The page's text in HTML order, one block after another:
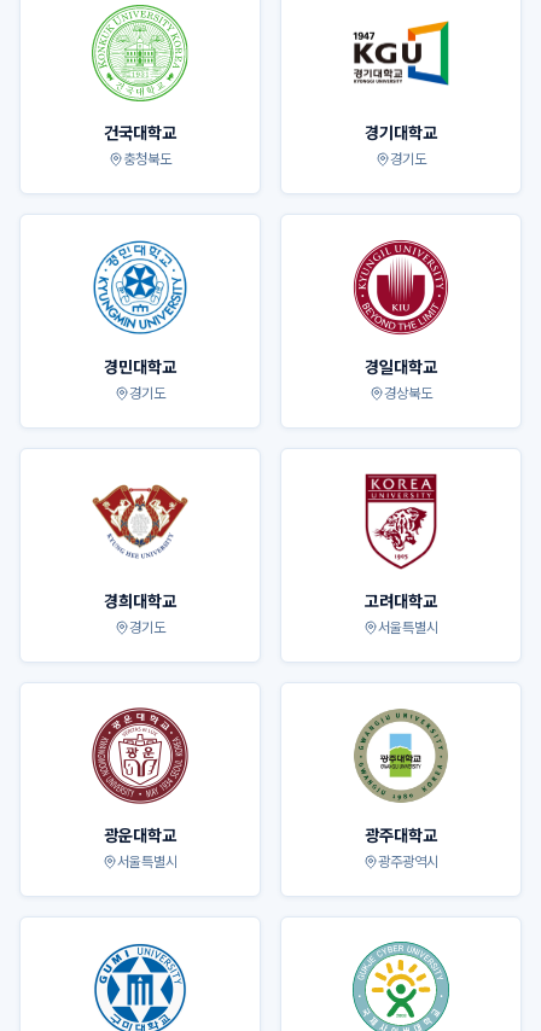
건국대학교
충청북도
경기대학교
경기도
경민대학교
경기도
경일대학교
경상북도
경희대학교
경기도
고려대학교
서울특별시
광운대학교
서울특별시
광주대학교
광주광역시